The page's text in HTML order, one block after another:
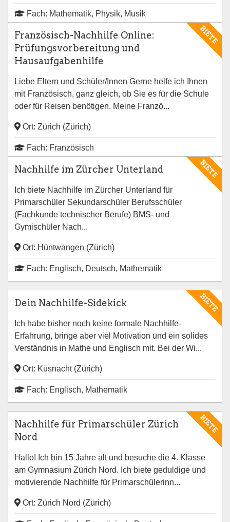
Fach: Mathematik, Physik, Musik
BIETE
Französisch-Nachhilfe Online:
Prüfungsvorbereitung und
Hausaufgabenhilfe
Liebe Eltern und Schüler/Innen Gerne helfe ich Ihnen
mit Französisch, ganz gleich, ob Sie es für die Schule
oder für Reisen benötigen. Meine Franzö...
Ort: Zürich (Zürich)
Fach: Französisch
BIETE
Nachhilfe im Zürcher Unterland
Ich biete Nachhilfe im Zürcher Unterland für
Primarschüler Sekundarschüler Berufsschüler
(Fachkunde technischer Berufe) BMS- und
Gymischüler Nach...
Ort: Hüntwangen (Zürich)
Fach: Englisch, Deutsch, Mathematik
BIETE
Dein Nachhilfe-Sidekick
Ich habe bisher noch keine formale Nachhilfe-
Erfahrung, bringe aber viel Motivation und ein solides
Verständnis in Mathe und Englisch mit. Bei der Wi...
Ort: Küsnacht (Zürich)
Fach: Englisch, Mathematik
BIETE
Nachhilfe für Primarschüler Zürich
Nord
Hallo! Ich bin 15 Jahre alt und besuche die 4. Klasse
am Gymnasium Zürich Nord. Ich biete geduldige und
motivierende Nachhilfe für Primarschülerinn...
Ort: Zürich Nord (Zürich)